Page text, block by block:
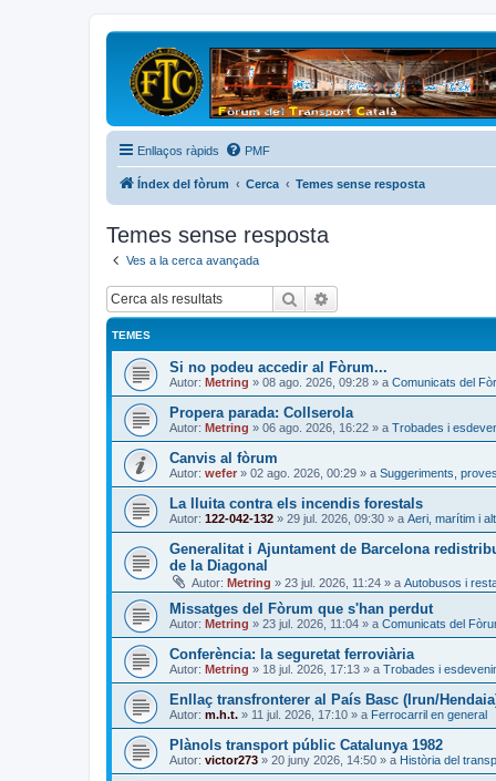
Enllaços ràpids PMF
Índex del fòrum Cerca Temes sense resposta
Temes sense resposta
Ves a la cerca avançada
Cerca
TEMES
Si no podeu accedir al Fòrum...
Autor: Metring » 08 ago. 2026, 09:28 » a Comunicats del
Propera parada: Collserola
Autor: Metring » 06 ago. 2026, 16:22 » a Trobades i
Canvis al fòrum
Autor: wefer » 02 ago. 2026, 00:29 » a Suggeriments,
La lluita contra els incendis forestals
Autor: 122-042-132 » 29 jul. 2026, 09:30 » a Aeri, marítim i
Generalitat i Ajuntament de Barcelona
de la Diagonal
Autor: Metring » 23 jul. 2026, 11:24 » a Autobusos i
Missatges del Fòrum que s'han perdut
Autor: Metring » 23 jul. 2026, 11:04 » a Comunicats del
Conferència: la seguretat ferroviària
Autor: Metring » 18 jul. 2026, 17:13 » a Trobades i
Enllaç transfronterer al País Basc (Irun/
Autor: m.h.t. » 11 jul. 2026, 17:10 » a Ferrocarril en general
Plànols transport públic Catalunya 1982
Autor: victor273 » 20 juny 2026, 14:50 » a Història del